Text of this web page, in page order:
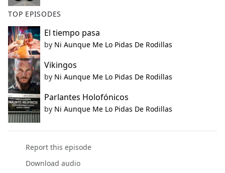
TOP EPISODES
El tiempo pasa
by Ni Aunque Me Lo Pidas De Rodillas
Vikingos
by Ni Aunque Me Lo Pidas De Rodillas
Parlantes Holofónicos
by Ni Aunque Me Lo Pidas De Rodillas
Report this episode
Download audio